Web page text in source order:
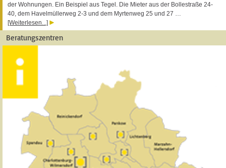
der Wohnungen. Ein Beispiel aus Tegel. Die Mieter aus der Bollestraße 24-
40, dem Havelmüllerweg 2-3 und dem Myrtenweg 25 und 27 …
[Weiterlesen...]
Beratungszentren